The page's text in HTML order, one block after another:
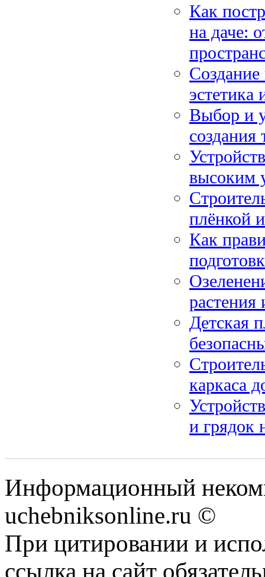
Как
на даче:
Создание
Выбор и
создания
высоким
плёнкой
Как
Детская
каркаса
и грядок
Информационный
uchebniksonline.ru ©
При цитировании и
ссылка на сайт